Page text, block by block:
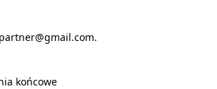
końcowe